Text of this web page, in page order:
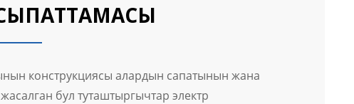
конструкциясы алардын сапатынын жана
бул туташтыргычтар электр